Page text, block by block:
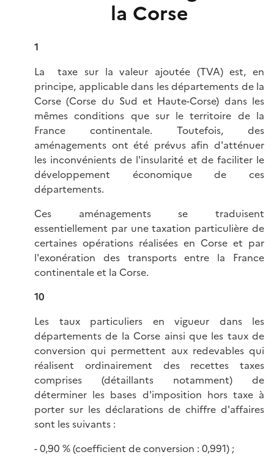
la Corse
1
La taxe sur la valeur ajoutée (TVA) est, en
principe, applicable dans les départements de la
Corse (Corse du Sud et Haute-Corse) dans les
mêmes conditions que sur le territoire de la
France continentale. Toutefois, des
aménagements ont été prévus afin d'atténuer
les inconvénients de l'insularité et de faciliter le
développement économique de ces
départements.
Ces aménagements se traduisent
essentiellement par une taxation particulière de
certaines opérations réalisées en Corse et par
l'exonération des transports entre la France
continentale et la Corse.
10
Les taux particuliers en vigueur dans les
départements de la Corse ainsi que les taux de
conversion qui permettent aux redevables qui
réalisent ordinairement des recettes taxes
comprises (détaillants notamment) de
déterminer les bases d'imposition hors taxe à
porter sur les déclarations de chiffre d'affaires
sont les suivants :
- 0,90 % (coefficient de conversion : 0,991) ;